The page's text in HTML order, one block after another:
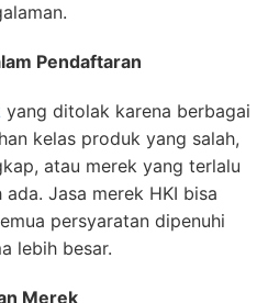
Pendaftaran
yang ditolak karena berbagai
kelas produk yang salah,
atau merek yang terlalu
Jasa merek HKI bisa
persyaratan dipenuhi
lebih besar.
Merek